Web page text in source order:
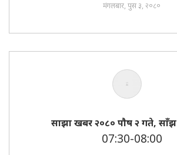
मंगलबार, पुस ३, २०८०
साझा खबर २०८० पाैष २ गते,
07:30-08:00